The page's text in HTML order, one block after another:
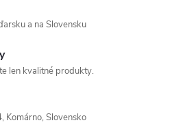
a na Slovensku
len kvalitné produkty.
Komárno, Slovensko